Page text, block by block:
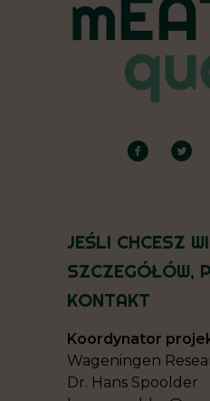
JEŚLI CHCESZ
SZCZEGÓŁÓW,
KONTAKT
Koordynator
Wageningen
Dr. Hans Spoolder